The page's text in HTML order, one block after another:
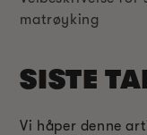
matrøyking
SISTE
Vi håper denne